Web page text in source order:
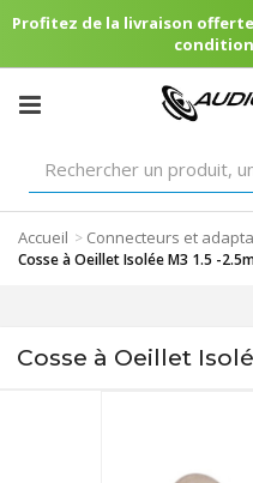
Profitez de la livraison
Accueil > Connecteurs et
Cosse à Oeillet Isolée M3 1.5 -
Cosse à Oeillet